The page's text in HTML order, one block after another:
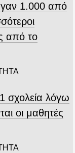
1.000 από
από το
σχολεία λόγω
οι μαθητές